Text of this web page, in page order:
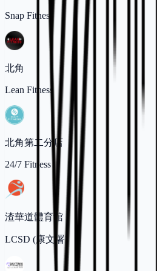
Snap Fitness
北角
Lean Fitness
北角第二分店
24/7 Fitness
渣華道體育館
LCSD (康文署)